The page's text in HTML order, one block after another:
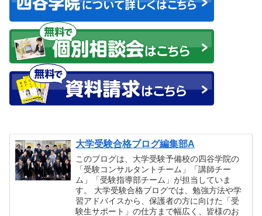
大学受験合格ブログ編集部A
このブログは、大学受験予備校の四谷学院の
「受験コンサルタントチーム」「講師チー
ム」「受験指導部チーム」が担当していま
す。 大学受験合格ブログでは、勉強方法や学
習アドバイスから、保護者の方に向けた「受
験生サポート」の仕方まで幅広く、皆様のお